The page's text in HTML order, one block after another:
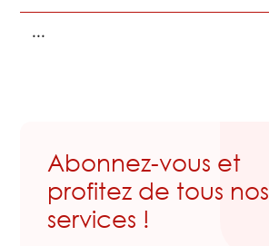
...
Abonnez-vous et
profitez de tous nos
services !